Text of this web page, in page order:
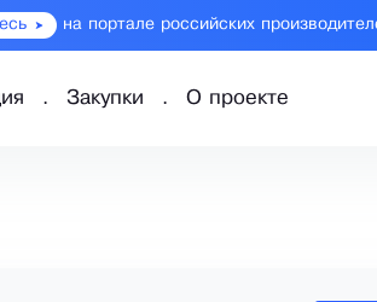
на портале российских
Закупки О проекте